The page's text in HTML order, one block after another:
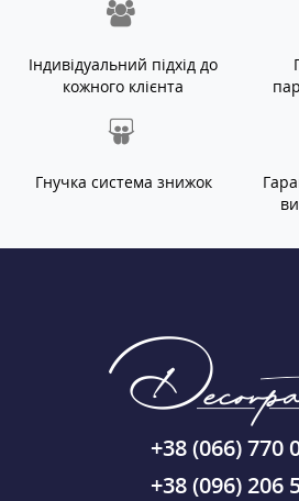
Індивідуальний підхід до
кожного клієнта
Гнучка система знижок
+38 (066) 770
+38 (096) 206